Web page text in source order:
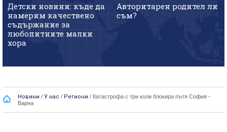
Детски новини: къде да
намерим качествено
съдържание за
любопитните малки
хора
Авторитарен родител ли
съм?
Новини / У нас / Региони / Катастрофа с три коли блокира пътя София -
Варна